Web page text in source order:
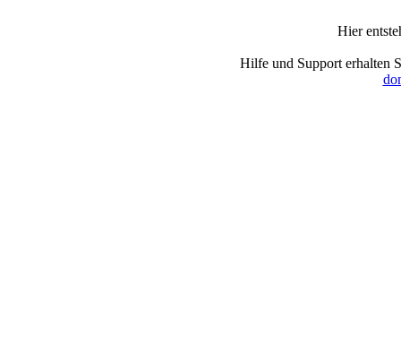
Hier
Hilfe und Support erhalten